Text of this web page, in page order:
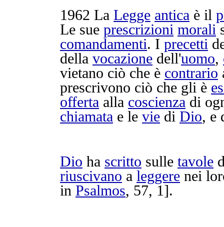
1962 La Legge antica è il
Le sue prescrizioni morali
comandamenti. I precetti
della vocazione dell'uomo,
vietano ciò che è contrario
prescrivono ciò che gli è
offerta alla coscienza di
chiamata e le vie di Dio, e
Dio ha scritto sulle tavole
riuscivano a leggere nei
in Psalmos, 57, 1].